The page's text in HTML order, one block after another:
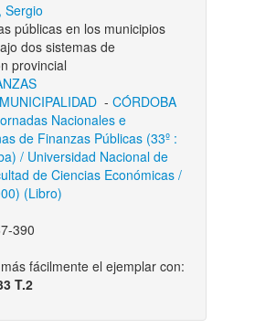
Sergio
públicas en los municipios
dos sistemas de
provincial
MUNICIPALIDAD- CÓRDOBA
Nacionales e
de Finanzas Públicas (33º :
/ Universidad Nacional de
de Ciencias Económicas /
(Libro)
390
fácilmente el ejemplar con:
T.2